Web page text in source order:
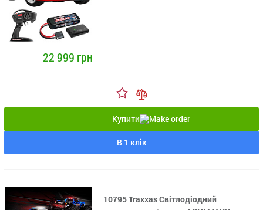
22 999 грн
Купити
В 1 клік
10795 Traxxas Світлодіодний